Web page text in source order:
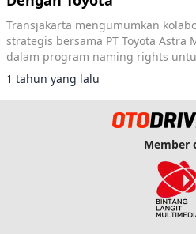
Transjakarta mengumumkan
strategis bersama PT Toyota Astra
dalam program naming rights
Pasar Senen, Jakarta Pusat.
1 tahun yang lalu
Member